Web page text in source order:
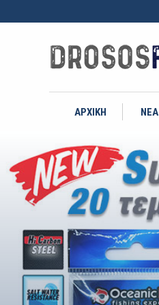
ΑΡΧΙΚΗ ΝΕΑ